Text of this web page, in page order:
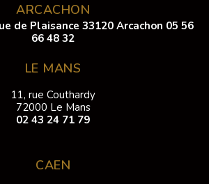
ARCACHON
de Plaisance 33120 Arcachon 05 56
66 48 32
LE MANS
11, rue Couthardy
72000 Le Mans
02 43 24 71 79
CAEN